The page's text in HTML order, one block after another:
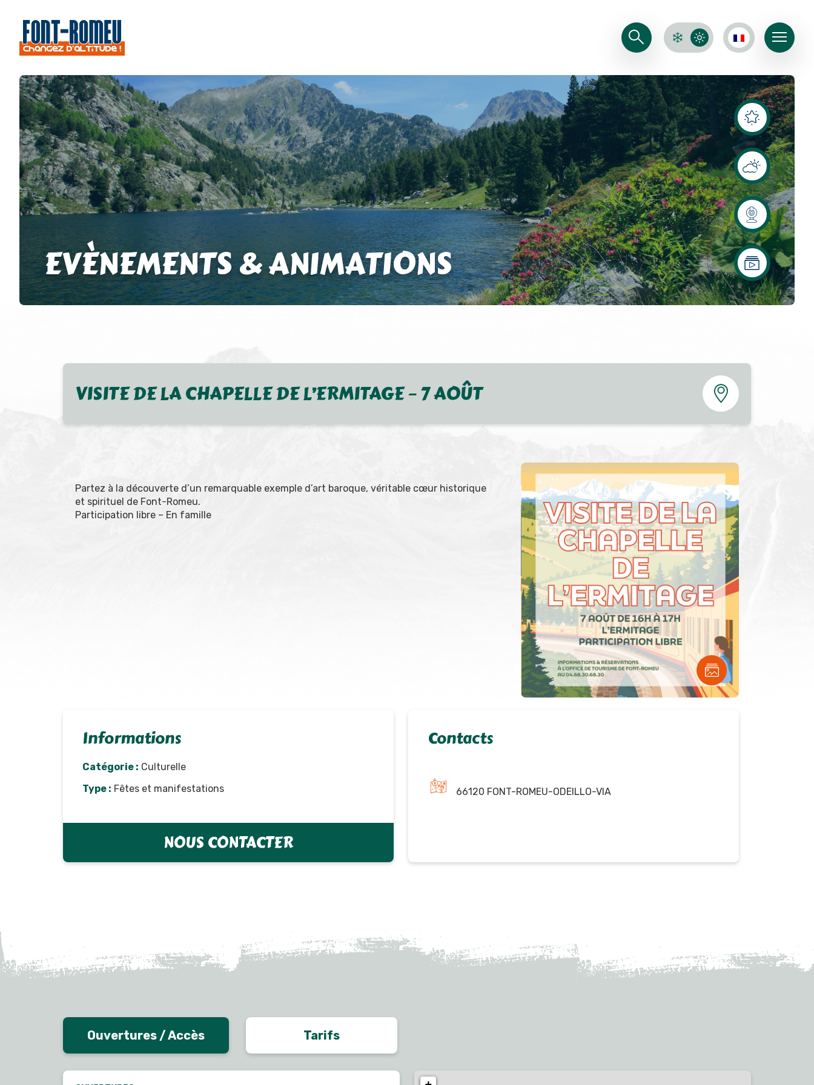
EVÈNEMENTS & ANIMATIONS
VISITE DE LA CHAPELLE DE L’ERMITAGE – 7 AOÛT
Partez à la découverte d’un remarquable exemple d’art baroque, véritable cœur historique
et spirituel de Font-Romeu.
Participation libre – En famille
Informations
Catégorie : Culturelle
Type : Fêtes et manifestations
NOUS CONTACTER
Contacts
66120 FONT-ROMEU-ODEILLO-VIA
Ouvertures / Accès Tarifs